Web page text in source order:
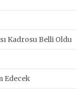
Kadrosu Belli Oldu
Edecek